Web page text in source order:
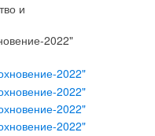
и
2022"